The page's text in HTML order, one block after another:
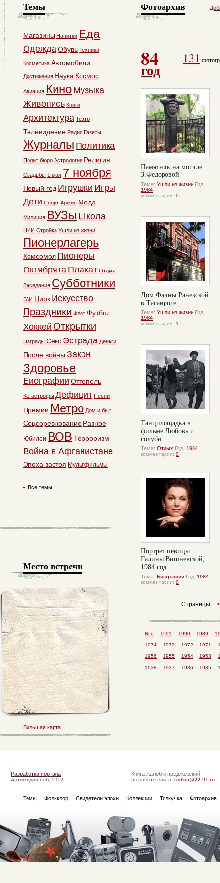
Фотоархив
84
год
131
Памятник на могиле
З.Федоровой
Тема: Ушли из жизни Год:
1984
комментарии: 0
Дом Фаины Раневской
в Таганроге
Тема: Ушли из жизни Год:
1984
комментарии: 1
Танцплощадка в
фильме Любовь и
голуби.
Тема: Отдых Год: 1984
комментарии: 0
Портрет певицы
Галины Вишневской,
1984 год
Тема: Биографии Год: 1984
комментарии: 0
Страницы:
Все 1991 1990 1989
1974 1973 1972 1971
1956 1955 1954 1953
1938 1937 1936 1935
Темы
Магазины Напитки Еда
ОдеждаОбувь Техника
Косметика Автомобили
Достижения Наука Космос
Авиация Кино Музыка
Живопись Книги
Архитектура Театр
Телевидение Радио Газеты
Журналы Политика
Полит бюро Астрология Религия
Свадьбы 1 мая 7 ноября
Новый год Игрушки Игры
Дети Спорт Армия Мода
Милиция ВУЗы Школа
НИИ Стройка Ушли из жизни
Пионерлагерь
Комсомол Пионеры
Октябрята Плакат Отдых
Заседания Субботники
ГАИ Цирк Искусство
Праздники Флот Футбол
Хоккей Открытки
Награды Секс Эстрада Деньги
После войны Закон
Здоровье
Биографии Оттепель
Катастрофы Дефицит Песни
Премии Метро Дом и быт
Соцсоревнование Разное
Юбилеи ВОВ Терроризм
Война в Афганистане
Эпоха застоя Мультфильмы
Все темы
Место встречи
Большая карта
Разработка портала
Артимедия веб, 2012
Книга жалоб и предложений
по работе сайта: rodina@22-91.ru
Темы Фольклор Свидетели эпохи Коллекции Толкучка Фотоархив